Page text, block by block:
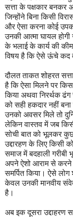
सत्ता के पक्षकार बनकर
जिन्होंने बिना किसी
और ऐसा करना कोई
उनकी आत्मा घायल
के भलाई के कार्य की
विषय है कि ऐसे ऊंचे कद
दौलत ताकत शोहरत
है कि ऐसा मिलने पर
किया अथवा निरर्थक
को सही हकदार नहीं
उनको अवसर मिले तो
लेकिन वास्तव में जब
सोची बात को भूलकर
उद्दारहण के लिए किसी
समाज में बदहाली
अपने ऐशो आराम से करने
समर्पित किया। ऐसे
केवल उनकी मानवीय
है।
अब इक दूसरा उद्दाहरण